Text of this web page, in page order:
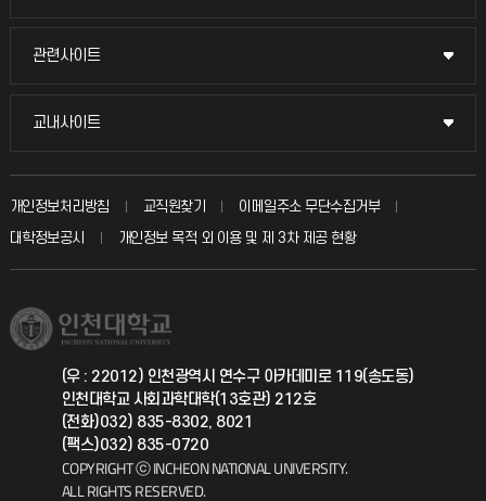
입학안내
취업정보(학생)
묻고 답하기
칭찬마당
학생서비스 지킴이
관련사이트
관련사이트
국방헬프콜
총동문회
교내사이트
교내사이트
교수회
교육혁신본부
국제지원과
공자아카데미
기초교육원
개인정보처리방침 교직원찾기
이메일주소 무단수집거부
대학정보공시
개인정보 목적 외 이용 및 제 3차 제공 현황
(우 : 22012) 인천광역시 연수구 아카데미로 119(송도동)
인천대학교 사회과학대학(13호관) 212호
(전화)032) 835-8302, 8021
(팩스)032) 835-0720
COPYRIGHT ⓒ INCHEON NATIONAL UNIVERSITY.
ALL RIGHTS RESERVED.